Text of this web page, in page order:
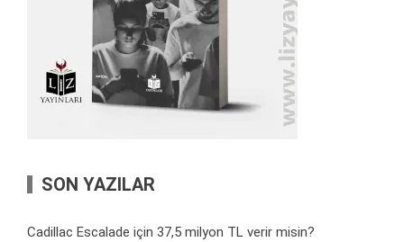
SON YAZILAR
Cadillac Escalade için 37,5 milyon TL verir misin?